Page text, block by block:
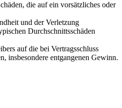
die auf ein vorsätzliches oder
und der Verletzung
Durchschnittsschäden
auf die bei Vertragsschluss
insbesondere entgangenen Gewinn.